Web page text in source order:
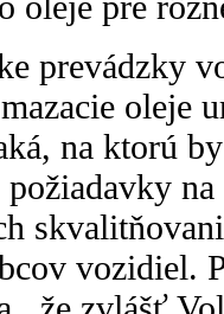
prevádzky
oleje
na ktorú
vozidiel.